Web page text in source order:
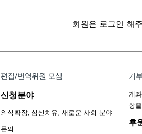
회원은 로그인 해
편집/번역위원 모심
신청분야
의식확장, 심신치유, 새로운 사회 분야
문의
기
계
항
후